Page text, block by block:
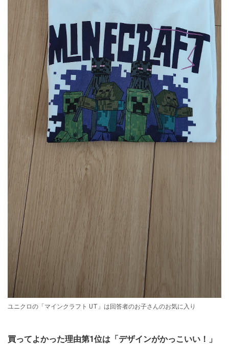
ユニクロの「マインクラフト UT」は回答者のお子さんのお気に入り
買ってよかった理由第1位は「デザインがかっこいい！」